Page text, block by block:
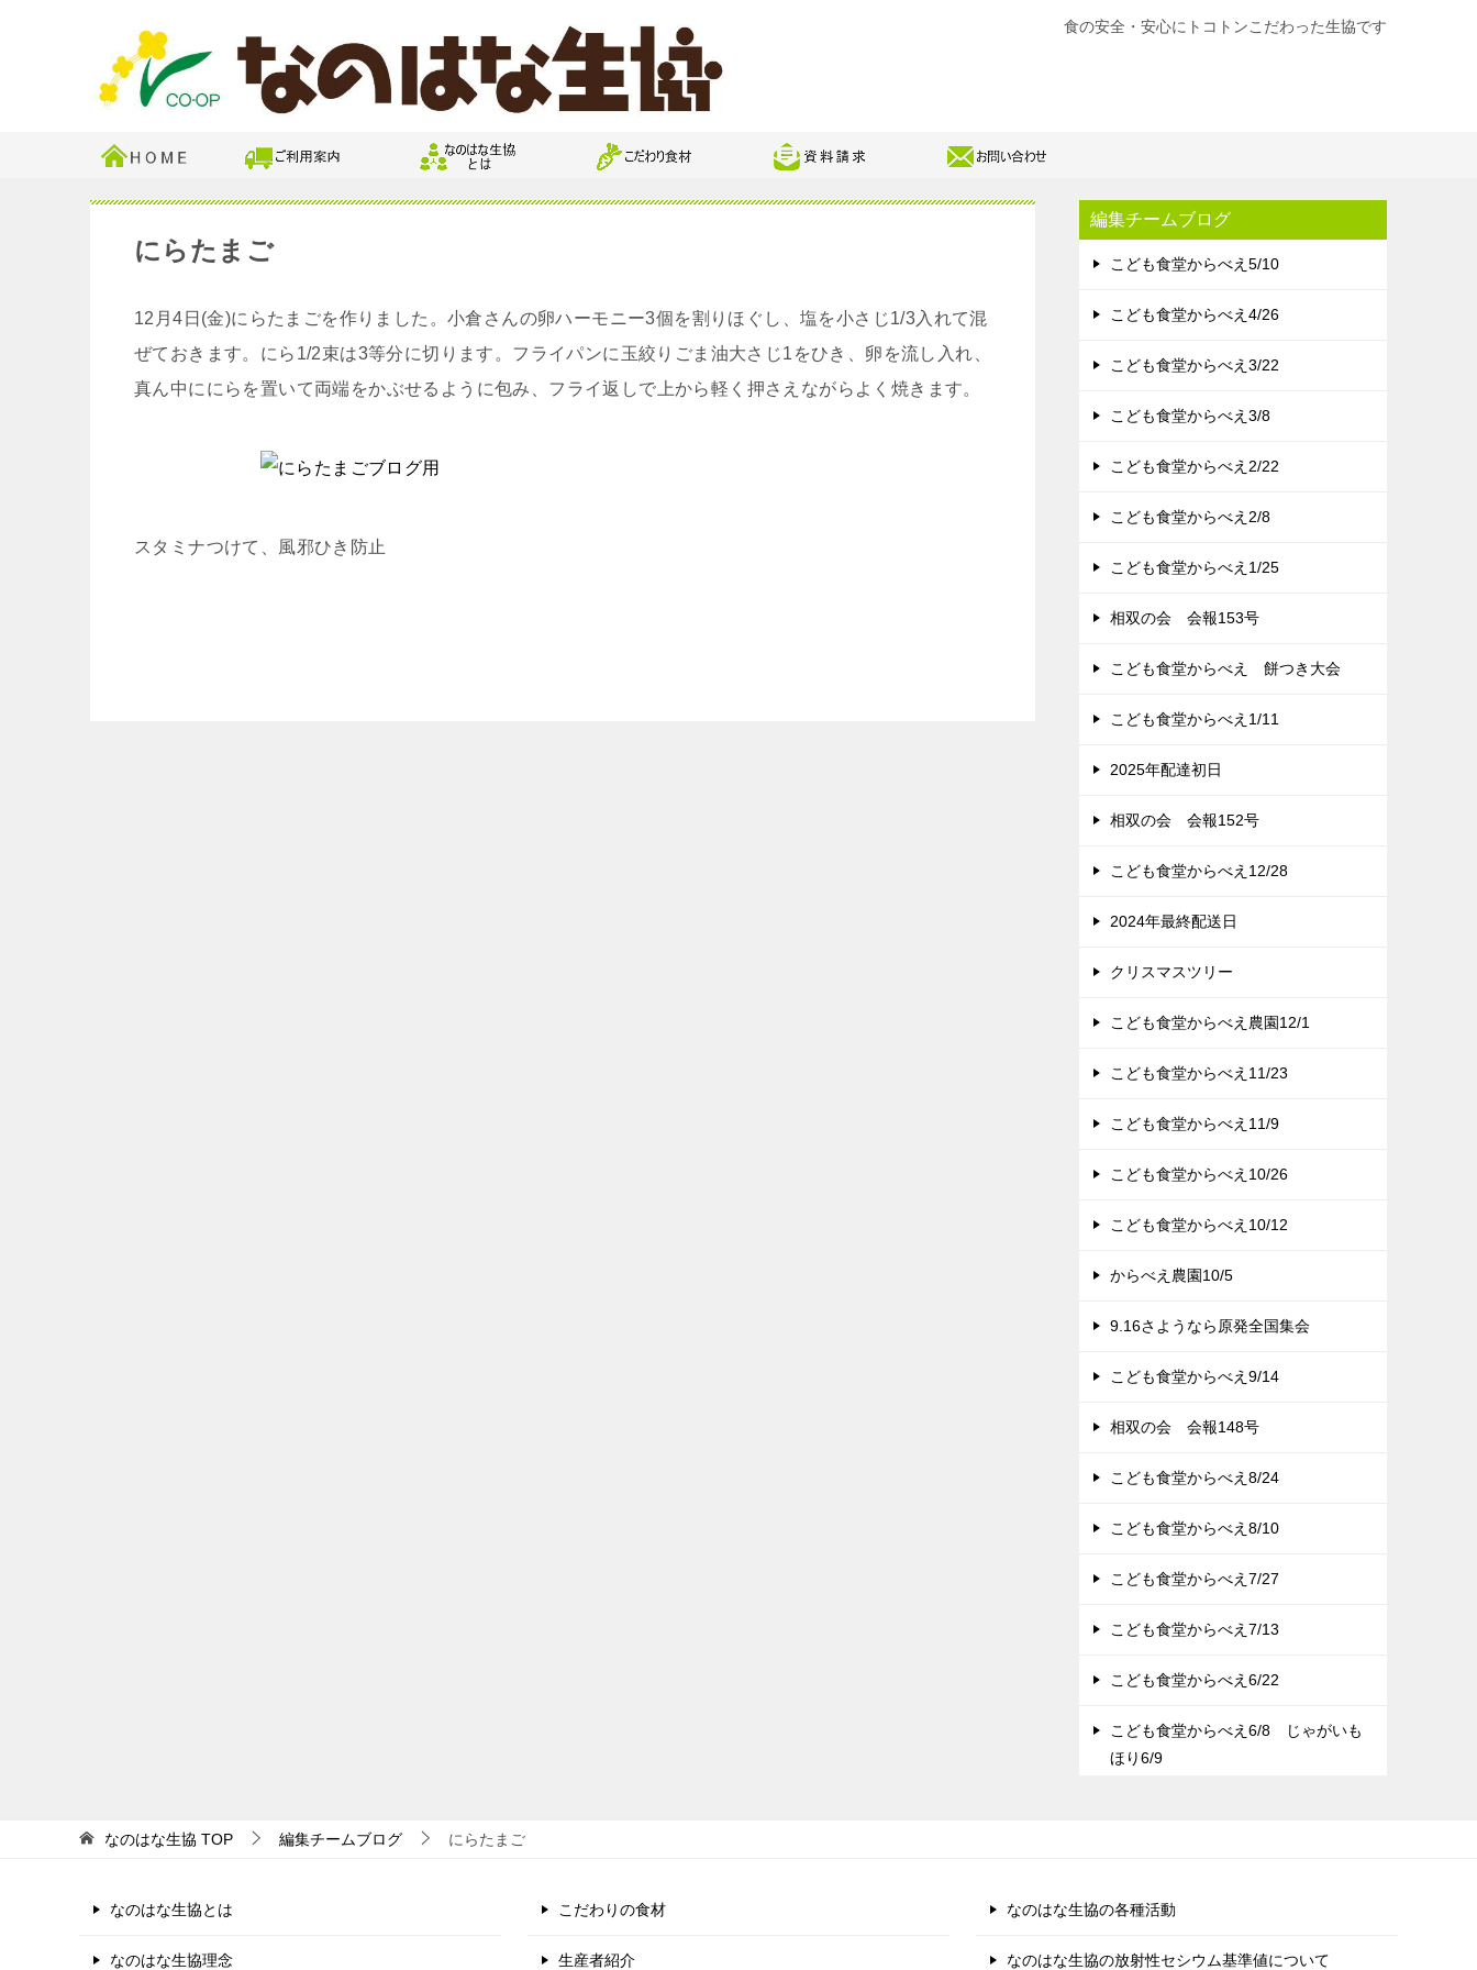
食の安全・安心にトコトンこだわった生協です
にらたまご
12月4日(金)にらたまごを作りました。小倉さんの卵ハーモニー3個を割りほぐし、塩を小さじ1/3入れて混
ぜておきます。にら1/2束は3等分に切ります。フライパンに玉絞りごま油大さじ1をひき、卵を流し入れ、
真ん中ににらを置いて両端をかぶせるように包み、フライ返しで上から軽く押さえながらよく焼きます。
スタミナつけて、風邪ひき防止
編集チームブログ
こども食堂からべえ5/10
こども食堂からべえ4/26
こども食堂からべえ3/22
こども食堂からべえ3/8
こども食堂からべえ2/22
こども食堂からべえ2/8
こども食堂からべえ1/25
相双の会 会報153号
こども食堂からべえ 餅つき大会
こども食堂からべえ1/11
2025年配達初日
相双の会 会報152号
こども食堂からべえ12/28
2024年最終配送日
クリスマスツリー
こども食堂からべえ農園12/1
こども食堂からべえ11/23
こども食堂からべえ11/9
こども食堂からべえ10/26
こども食堂からべえ10/12
からべえ農園10/5
9.16さようなら原発全国集会
こども食堂からべえ9/14
相双の会 会報148号
こども食堂からべえ8/24
こども食堂からべえ8/10
こども食堂からべえ7/27
こども食堂からべえ7/13
こども食堂からべえ6/22
こども食堂からべえ6/8 じゃがいも
ほり6/9
なのはな生協 TOP 編集チームブログ にらたまご
なのはな生協とは
なのはな生協理念
こだわりの食材
生産者紹介
なのはな生協の各種活動
なのはな生協の放射性セシウム基準値について